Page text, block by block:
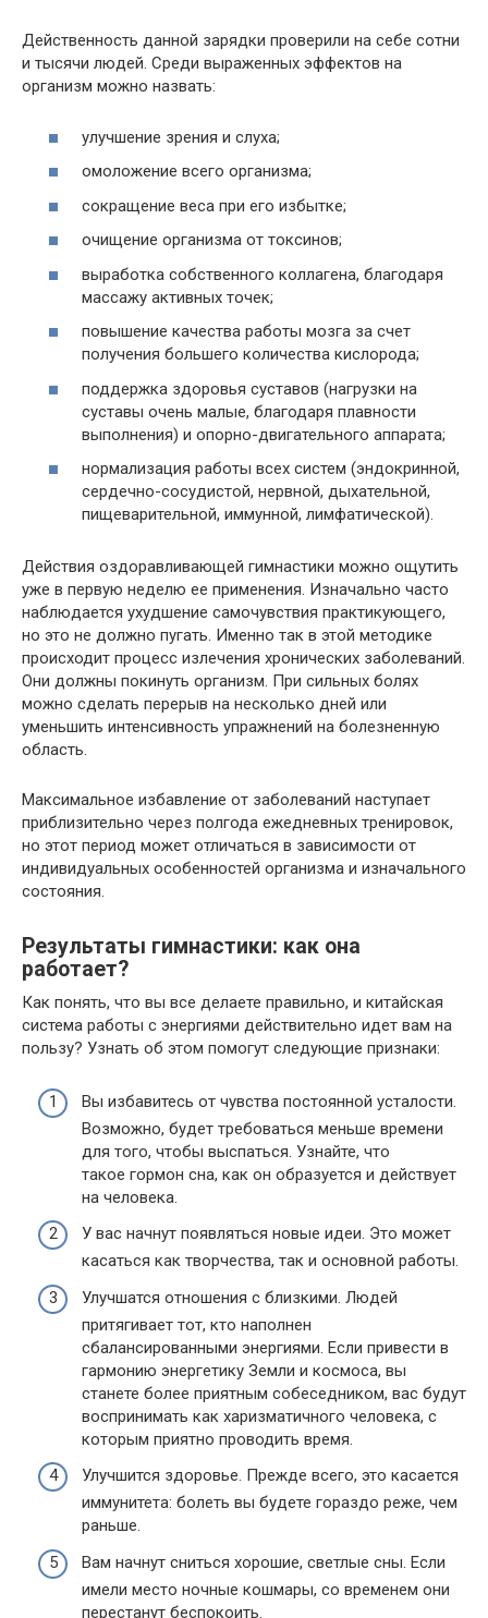
Действенность данной зарядки проверили на себе сотни
и тысячи людей. Среди выраженных эффектов на
организм можно назвать:
улучшение зрения и слуха;
омоложение всего организма;
сокращение веса при его избытке;
очищение организма от токсинов;
выработка собственного коллагена, благодаря
массажу активных точек;
повышение качества работы мозга за счет
получения большего количества кислорода;
поддержка здоровья суставов (нагрузки на
суставы очень малые, благодаря плавности
выполнения) и опорно-двигательного аппарата;
нормализация работы всех систем (эндокринной,
сердечно-сосудистой, нервной, дыхательной,
пищеварительной, иммунной, лимфатической).
Действия оздоравливающей гимнастики можно ощутить
уже в первую неделю ее применения. Изначально часто
наблюдается ухудшение самочувствия практикующего,
но это не должно пугать. Именно так в этой методике
происходит процесс излечения хронических заболеваний.
Они должны покинуть организм. При сильных болях
можно сделать перерыв на несколько дней или
уменьшить интенсивность упражнений на болезненную
область.
Максимальное избавление от заболеваний наступает
приблизительно через полгода ежедневных тренировок,
но этот период может отличаться в зависимости от
индивидуальных особенностей организма и изначального
состояния.
Результаты гимнастики: как она
работает?
Как понять, что вы все делаете правильно, и китайская
система работы с энергиями действительно идет вам на
пользу? Узнать об этом помогут следующие признаки:
Вы избавитесь от чувства постоянной усталости.
Возможно, будет требоваться меньше времени
для того, чтобы выспаться. Узнайте, что
такое гормон сна, как он образуется и действует
на человека.
У вас начнут появляться новые идеи. Это может
касаться как творчества, так и основной работы.
Улучшатся отношения с близкими. Людей
притягивает тот, кто наполнен
сбалансированными энергиями. Если привести в
гармонию энергетику Земли и космоса, вы
станете более приятным собеседником, вас будут
воспринимать как харизматичного человека, с
которым приятно проводить время.
Улучшится здоровье. Прежде всего, это касается
иммунитета: болеть вы будете гораздо реже, чем
раньше.
Вам начнут сниться хорошие, светлые сны. Если
имели место ночные кошмары, со временем они
перестанут беспокоить.